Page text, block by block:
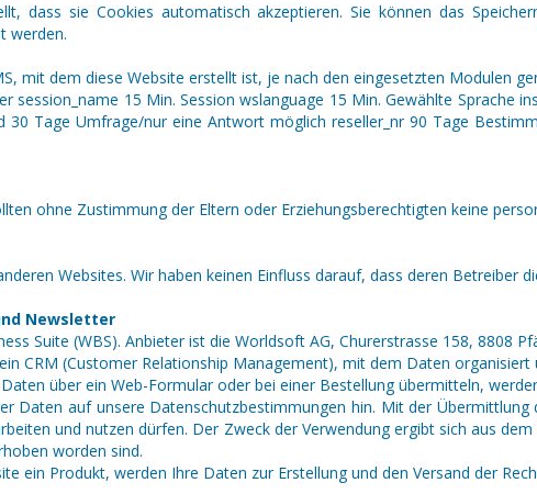
dass sie Cookies automatisch akzeptieren. Sie können das
werden.
mit dem diese Website erstellt ist, je nach den eingesetzten Modulen
session_name 15 Min. Session wslanguage 15 Min. Gewählte Sprache
30 Tage Umfrage/nur eine Antwort möglich reseller_nr 90 Tage
ohne Zustimmung der Eltern oder Erziehungsberechtigten keine
Websites. Wir haben keinen Einfluss darauf, dass deren Betreiber
Newsletter
Suite (WBS). Anbieter ist die Worldsoft AG, Churerstrasse 158, 8808
CRM (Customer Relationship Management), mit dem Daten organisiert
über ein Web-Formular oder bei einer Bestellung übermitteln,
Daten auf unsere Datenschutzbestimmungen hin. Mit der
und nutzen dürfen. Der Zweck der Verwendung ergibt sich aus
worden sind.
ein Produkt, werden Ihre Daten zur Erstellung und den Versand der